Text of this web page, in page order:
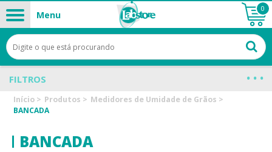
Menu
0
Início > Produtos > Medidores de Umidade de Grãos >
BANCADA
FILTROS
BANCADA